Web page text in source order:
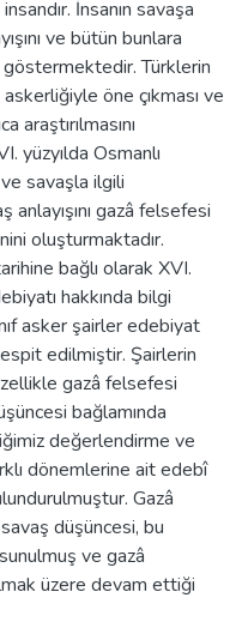
İnsanın savaşa
ve bütün bunlara
Türklerin
öne çıkması ve
araştırılmasını
yüzyılda Osmanlı
savaşla ilgili
gazâ felsefesi
oluşturmaktadır.
bağlı olarak XVI.
hakkında bilgi
asker şairler edebiyat
edilmiştir. Şairlerin
gazâ felsefesi
bağlamında
değerlendirme ve
dönemlerine ait edebî
Gazâ
düşüncesi, bu
ve gazâ
üzere devam ettiği